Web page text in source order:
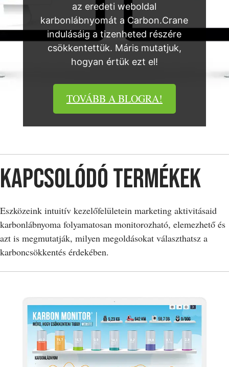
az eredeti weboldal
karbonlábnyomát a Carbon.Crane
indulásáig a tizenheted részére
csökkentettük. Máris mutatjuk,
hogyan értük ezt el!
TOVÁBB A BLOGRA!
Kapcsolódó termékek
Eszközeink intuitív kezelőfelületein marketing aktivitásaid
karbonlábnyoma folyamatosan monitorozható, elemezhető és
azt is megmutatják, milyen megoldásokat választhatsz a
karboncsökkentés érdekében.